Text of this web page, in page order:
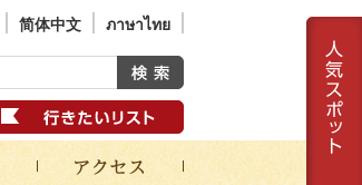
简体中文 ภาษาไทย